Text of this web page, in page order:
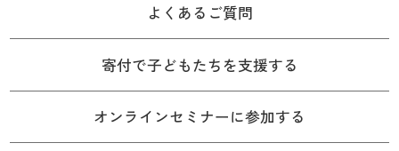
よくあるご質問
寄付で子どもたちを支援する
オンラインセミナーに参加する